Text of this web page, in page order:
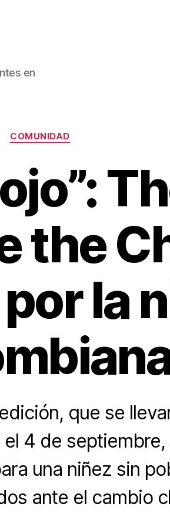
en
Categorías
COMUNIDAD
the
la
que se
4 de
una niñez sin
ante el cambio